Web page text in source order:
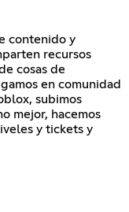
contenido y
recursos
cosas de
en comunidad
subimos
mejor, hacemos
y tickets y